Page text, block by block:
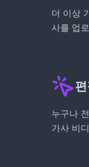
더 이상
사를 업
누구나
가사 비